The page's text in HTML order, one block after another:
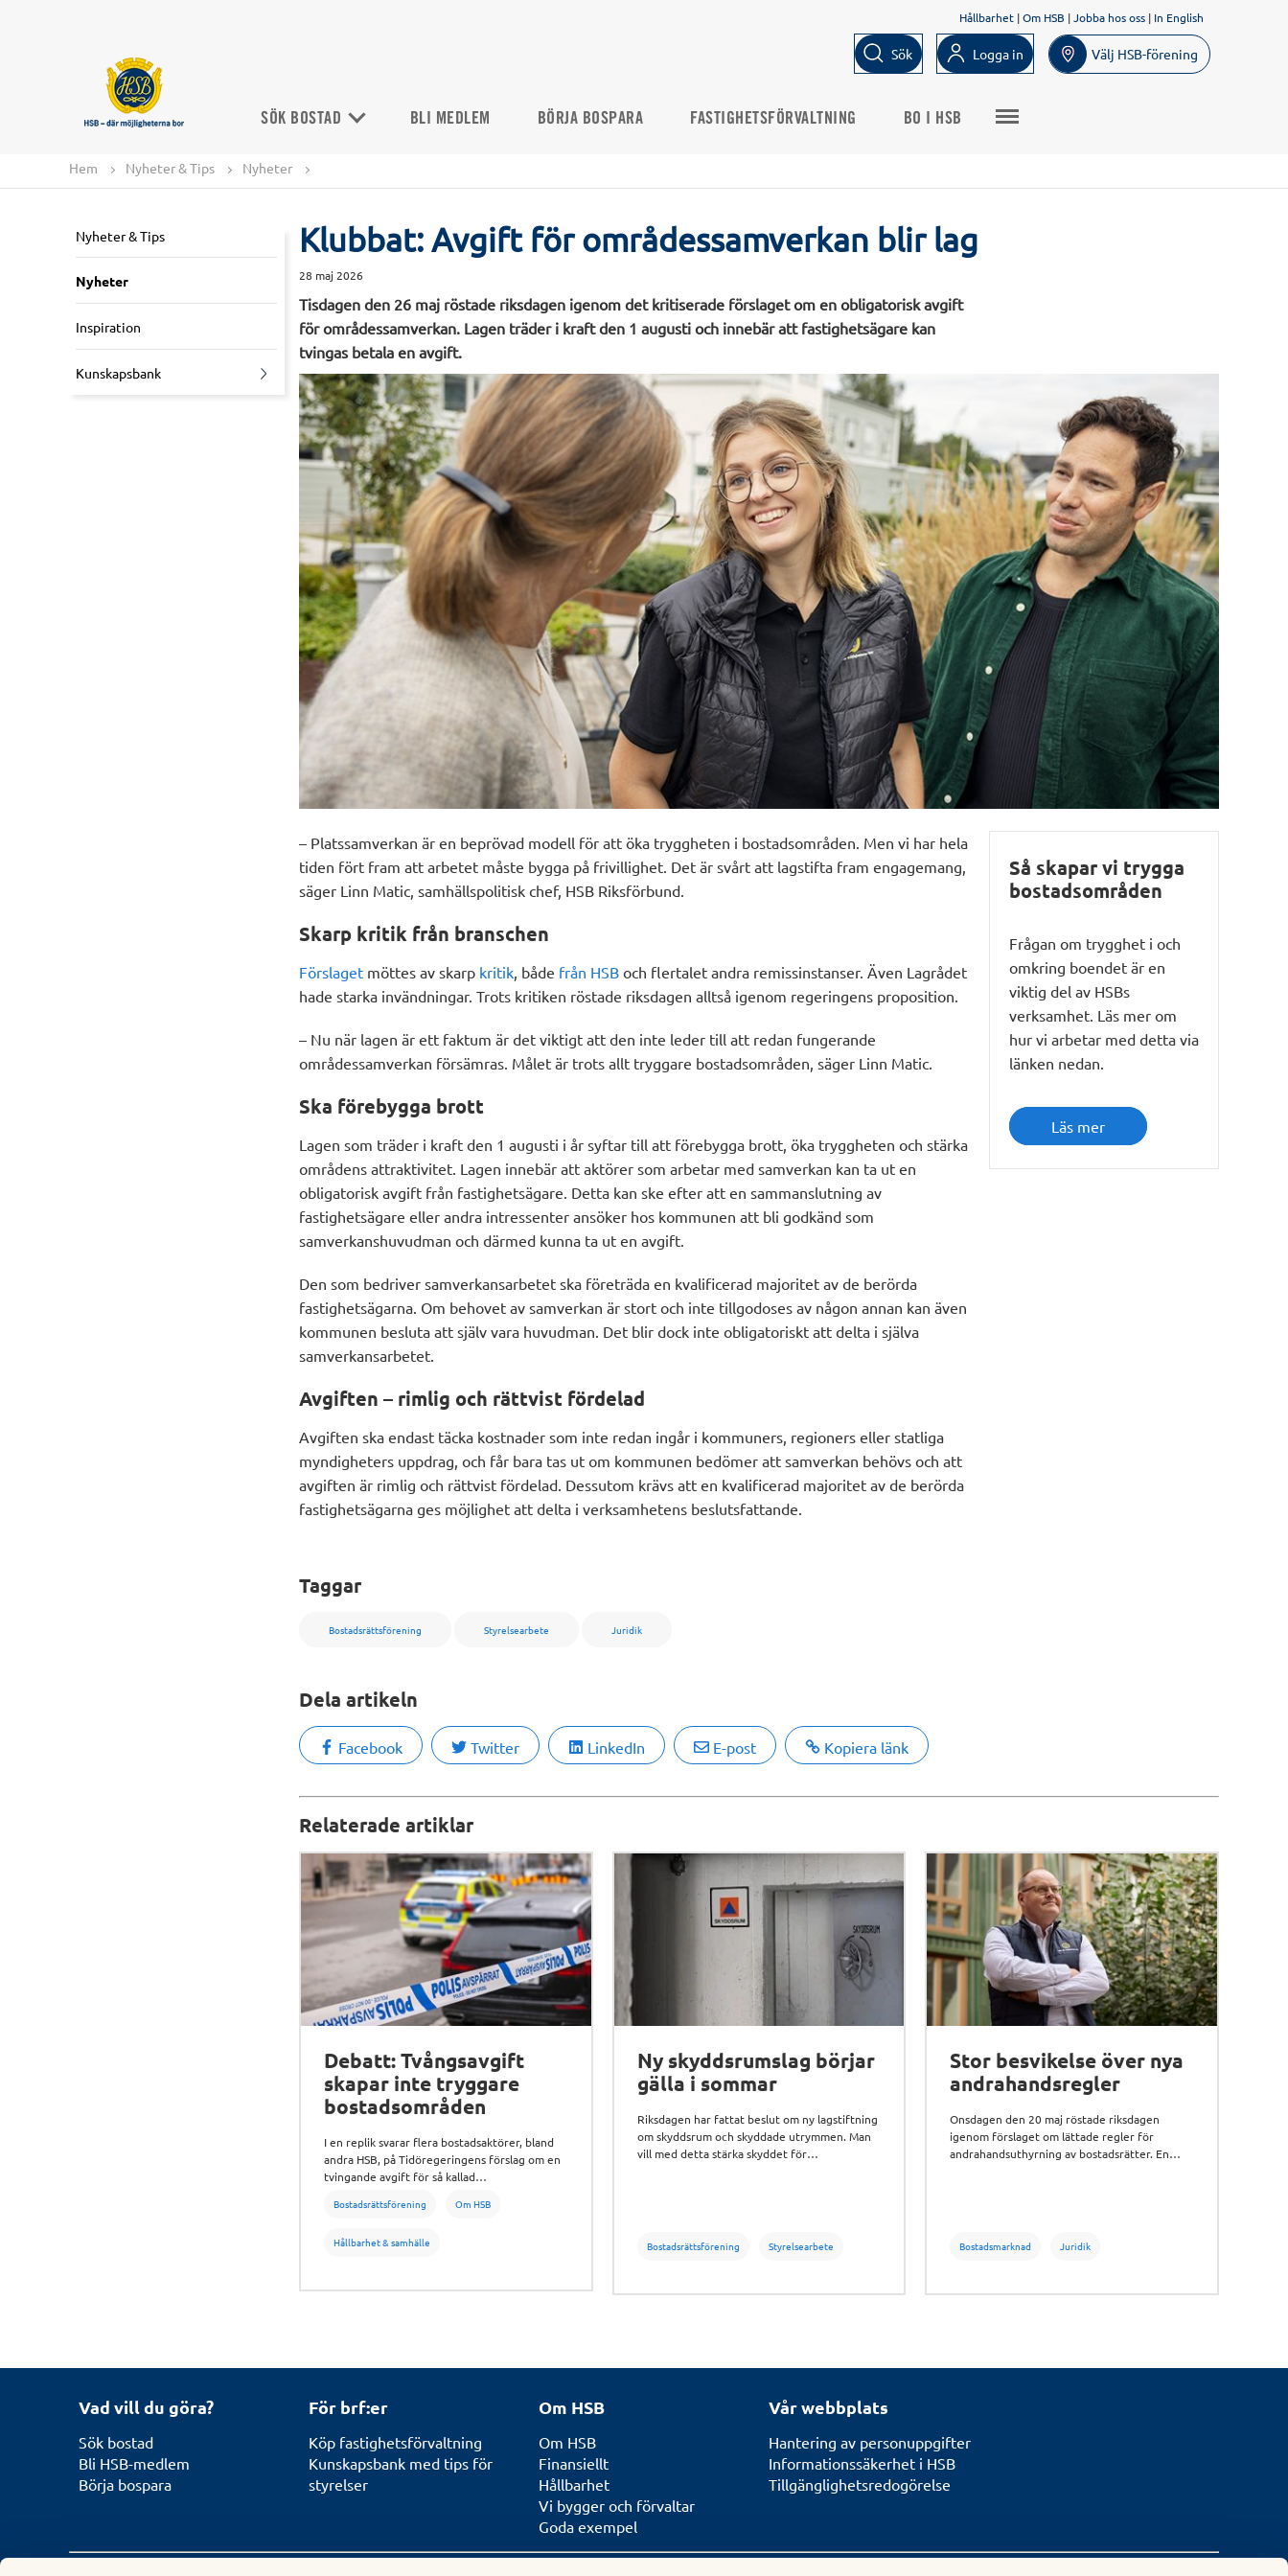
Hållbarhet |Om HSB |Jobba hos oss | In English
Sök Logga in Välj HSB-förening
SÖK BOSTAD BLI MEDLEM BÖRJA BOSPARA FASTIGHETSFÖRVALTNING BO I HSB
Hem Nyheter & Tips Nyheter
Nyheter & Tips
Nyheter
Inspiration
Kunskapsbank
Klubbat: Avgift för områdessamverkan blir lag
28 maj 2026
Tisdagen den 26 maj röstade riksdagen igenom det kritiserade förslaget om en obligatorisk avgift
för områdessamverkan. Lagen träder i kraft den 1 augusti och innebär att fastighetsägare kan
tvingas betala en avgift.
– Platssamverkan är en beprövad modell för att öka tryggheten i bostadsområden. Men vi har hela
tiden fört fram att arbetet måste bygga på frivillighet. Det är svårt att lagstifta fram engagemang,
säger Linn Matic, samhällspolitisk chef, HSB Riksförbund.
Skarp kritik från branschen
Förslaget möttes av skarp kritik , både från HSB och flertalet andra remissinstanser. Även Lagrådet
hade starka invändningar. Trots kritiken röstade riksdagen alltså igenom regeringens proposition.
– Nu när lagen är ett faktum är det viktigt att den inte leder till att redan fungerande
områdessamverkan försämras. Målet är trots allt tryggare bostadsområden, säger Linn Matic.
Ska förebygga brott
Lagen som träder i kraft den 1 augusti i år syftar till att förebygga brott, öka tryggheten och stärka
områdens attraktivitet. Lagen innebär att aktörer som arbetar med samverkan kan ta ut en
obligatorisk avgift från fastighetsägare. Detta kan ske efter att en sammanslutning av
fastighetsägare eller andra intressenter ansöker hos kommunen att bli godkänd som
samverkanshuvudman och därmed kunna ta ut en avgift.
Den som bedriver samverkansarbetet ska företräda en kvalificerad majoritet av de berörda
fastighetsägarna. Om behovet av samverkan är stort och inte tillgodoses av någon annan kan även
kommunen besluta att själv vara huvudman. Det blir dock inte obligatoriskt att delta i själva
samverkansarbetet.
Avgiften – rimlig och rättvist fördelad
Avgiften ska endast täcka kostnader som inte redan ingår i kommuners, regioners eller statliga
myndigheters uppdrag, och får bara tas ut om kommunen bedömer att samverkan behövs och att
avgiften är rimlig och rättvist fördelad. Dessutom krävs att en kvalificerad majoritet av de berörda
fastighetsägarna ges möjlighet att delta i verksamhetens beslutsfattande.
Så skapar vi trygga
bostadsområden
Frågan om trygghet i och
omkring boendet är en
viktig del av HSBs
verksamhet. Läs mer om
hur vi arbetar med detta via
länken nedan.
Läs mer
Taggar
Bostadsrättsförening Styrelsearbete Juridik
Dela artikeln
Facebook Twitter LinkedIn E-post Kopiera länk
Relaterade artiklar
Debatt: Tvångsavgift
skapar inte tryggare
bostadsområden
I en replik svarar flera bostadsaktörer, bland
andra HSB, på Tidöregeringens förslag om en
tvingande avgift för så kallad
Bostadsrättsförening Om HSB
Hållbarhet & samhälle
Ny skyddsrumslag börjar
gälla i sommar
Riksdagen har fattat beslut om ny lagstiftning
om skyddsrum och skyddade utrymmen. Man
vill med detta stärka skyddet för
Bostadsrättsförening Styrelsearbete
Stor besvikelse över nya
andrahandsregler
Onsdagen den 20 maj röstade riksdagen
igenom förslaget om lättade regler för
andrahandsuthyrning av bostadsrätter. En
Bostadsmarknad Juridik
Vad vill du göra?
Sök bostad
Bli HSB-medlem
Börja bospara
För brf:er
Köp fastighetsförvaltning
Kunskapsbank med tips för
styrelser
Om HSB
Om HSB
Finansiellt
Hållbarhet
Vi bygger och förvaltar
Goda exempel
Vår webbplats
Hantering av personuppgifter
Informationssäkerhet i HSB
Tillgänglighetsredogörelse